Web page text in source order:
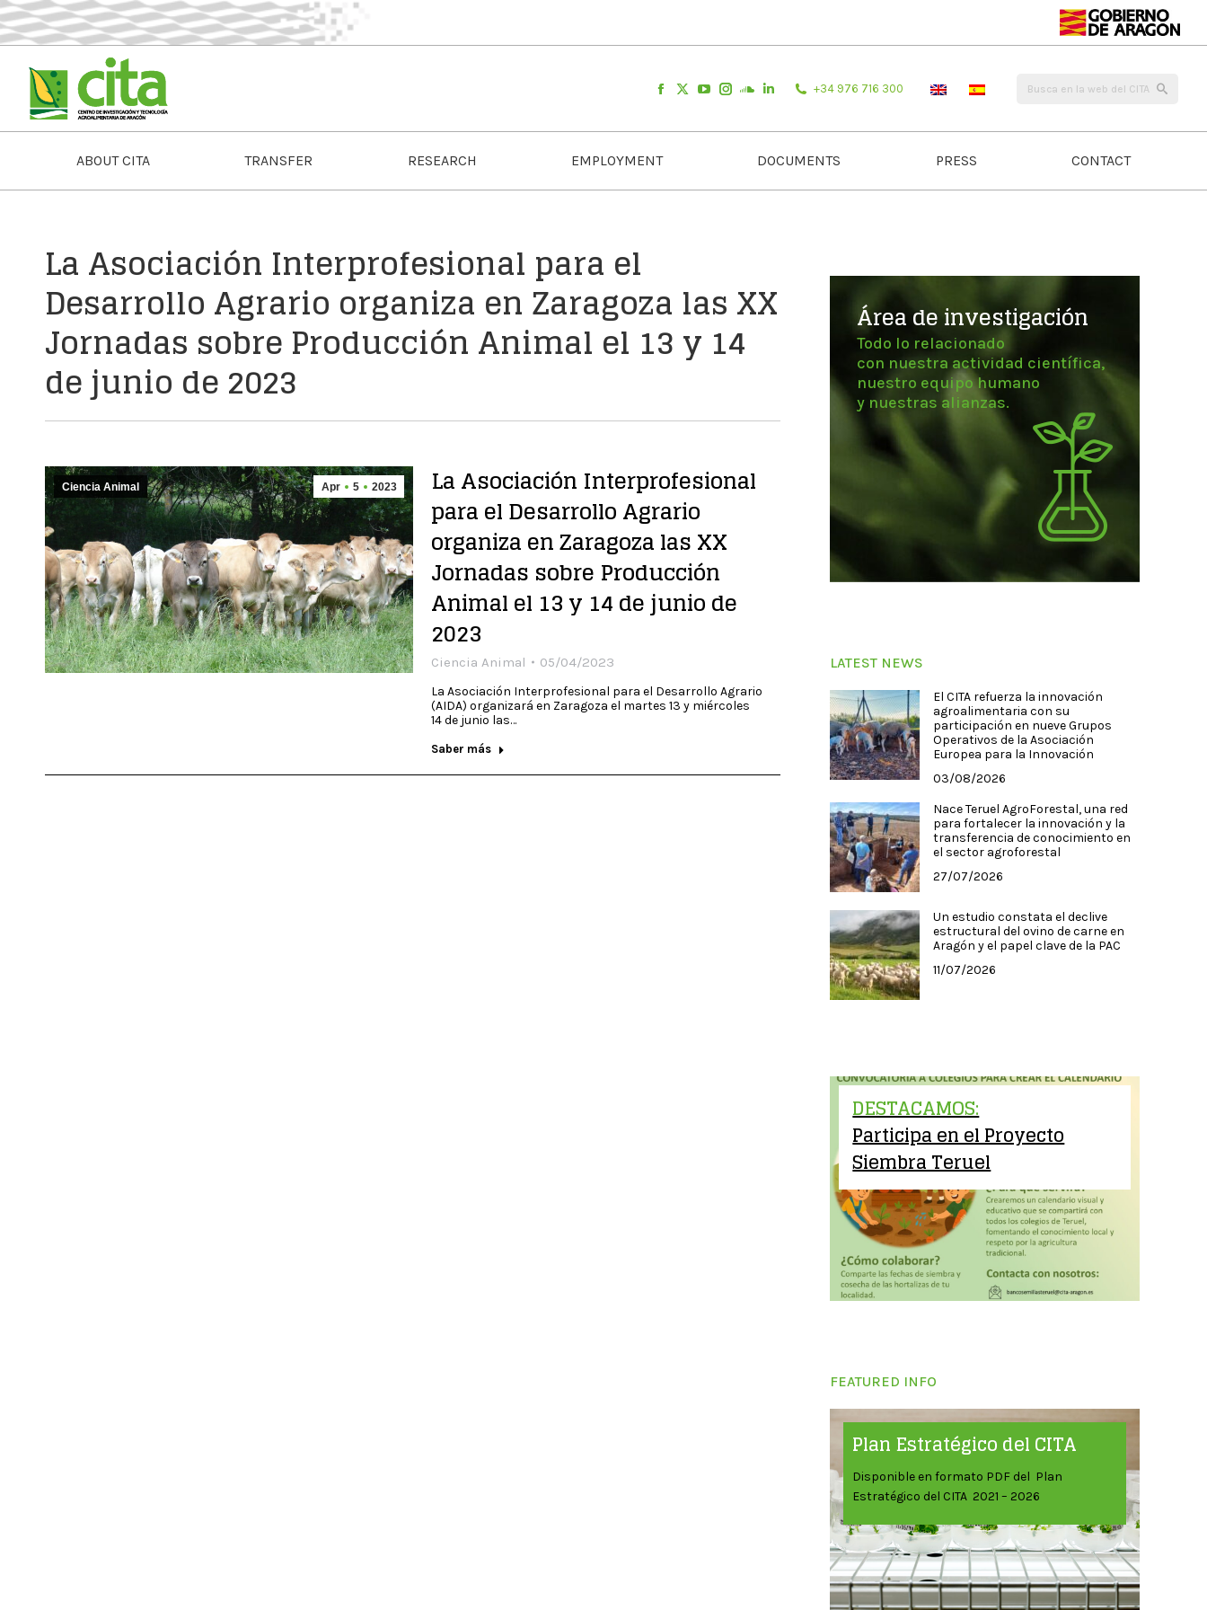
+34 976 716 300
ABOUT CITA TRANSFER RESEARCH EMPLOYMENT DOCUMENTS PRESS CONTACT
La Asociación Interprofesional para el
Desarrollo Agrario organiza en Zaragoza las XX
Jornadas sobre Producción Animal el 13 y 14
de junio de 2023
Apr 5 2023
Ciencia Animal La Asociación Interprofesional
para el Desarrollo Agrario
organiza en Zaragoza las XX
Jornadas sobre Producción
Animal el 13 y 14 de junio de
2023
Ciencia Animal 05/04/2023
La Asociación Interprofesional para el Desarrollo Agrario
(AIDA) organizará en Zaragoza el martes 13 y miércoles
14 de junio las…
Saber más
Área de investigación
Todo lo relacionado
con nuestra actividad científica,
nuestro equipo humano
y nuestras alianzas.
LATEST NEWS
El CITA refuerza la innovación
agroalimentaria con su
participación en nueve Grupos
Operativos de la Asociación
Europea para la Innovación
03/08/2026
Nace Teruel AgroForestal, una red
para fortalecer la innovación y la
transferencia de conocimiento en
el sector agroforestal
27/07/2026
Un estudio constata el declive
estructural del ovino de carne en
Aragón y el papel clave de la PAC
11/07/2026
DESTACAMOS:
Participa en el Proyecto
Siembra Teruel
FEATURED INFO
Plan Estratégico del CITA
Disponible en formato PDF del Plan
Estratégico del CITA 2021 – 2026